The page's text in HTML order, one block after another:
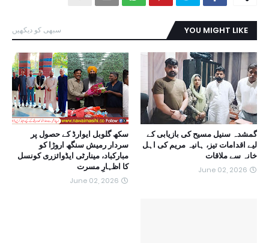
YOU MIGHT LIKE سبھی کو دیکھیں
گمشدہ سنیل مسیح کی بازیابی کے
لیے اقدامات تیز، ہانیہ مریم کی اہل
خانہ سے ملاقات
June 02, 2026
سکھ گلوبل ایوارڈ کے حصول پر
سردار رمیش سنگھ اروڑا کو
مبارکباد، مینارٹی ایڈوائزری کونسل
کا اظہارِ مسرت
June 02, 2026